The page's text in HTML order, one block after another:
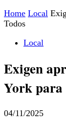
Home Local
Todos
Local
Exigen
York para
04/11/2025